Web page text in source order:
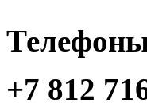
Телефоны
+7 812